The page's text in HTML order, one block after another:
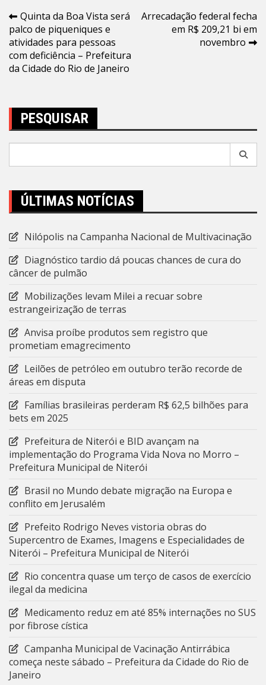
Navegação
de
Post
Quinta da Boa Vista será
palco de piqueniques e
atividades para pessoas
com deficiência – Prefeitura
da Cidade do Rio de Janeiro
Arrecadação federal fecha
em R$ 209,21 bi em
novembro
PESQUISAR
ÚLTIMAS NOTÍCIAS
Nilópolis na Campanha Nacional de Multivacinação
Diagnóstico tardio dá poucas chances de cura do
câncer de pulmão
Mobilizações levam Milei a recuar sobre
estrangeirização de terras
Anvisa proíbe produtos sem registro que
prometiam emagrecimento
Leilões de petróleo em outubro terão recorde de
áreas em disputa
Famílias brasileiras perderam R$ 62,5 bilhões para
bets em 2025
Prefeitura de Niterói e BID avançam na
implementação do Programa Vida Nova no Morro –
Prefeitura Municipal de Niterói
Brasil no Mundo debate migração na Europa e
conflito em Jerusalém
Prefeito Rodrigo Neves vistoria obras do
Supercentro de Exames, Imagens e Especialidades de
Niterói – Prefeitura Municipal de Niterói
Rio concentra quase um terço de casos de exercício
ilegal da medicina
Medicamento reduz em até 85% internações no SUS
por fibrose cística
Campanha Municipal de Vacinação Antirrábica
começa neste sábado – Prefeitura da Cidade do Rio de
Janeiro